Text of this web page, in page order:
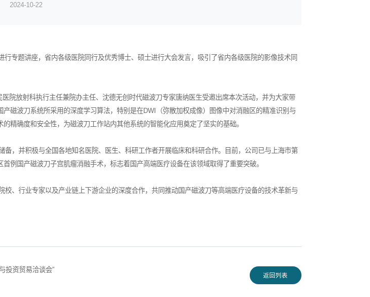
2024-10-22
题讲座，省内各级医院同行及优秀博士、硕士进行大会发言，吸引了省内各级医院的影像技术同
放射科执行主任兼院办主任、沈德无创时代磁波刀专家唐纳医生受邀出席本次活动，并为大家带
磁波刀系统所采用的深度学习算法，特别是在DWI（弥散加权成像）图像中对消融区的精准识别与
精确度和安全性，为磁波刀工作站内其他系统的智能化应用奠定了坚实的基础。
，并积极与全国各地知名医院、医生、科研工作者开展临床和科研合作。目前，公司已与上海市第
例国产磁波刀子宫肌瘤消融手术，标志着国产高端医疗设备在该领域取得了重要突破。
、行业专家以及产业链上下游企业的深度合作，共同推动国产磁波刀等高端医疗设备的技术革新与
返回列表
投资贸易洽谈会”